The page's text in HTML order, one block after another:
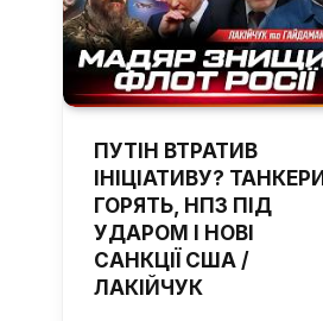
ПУТІН ВТРАТИВ
ІНІЦІАТИВУ? ТАНКЕРИ
ГОРЯТЬ, НПЗ ПІД
УДАРОМ І НОВІ
САНКЦІЇ США /
ЛАКІЙЧУК